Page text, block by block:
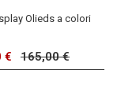
Olieds a colori
€ 165,00 €